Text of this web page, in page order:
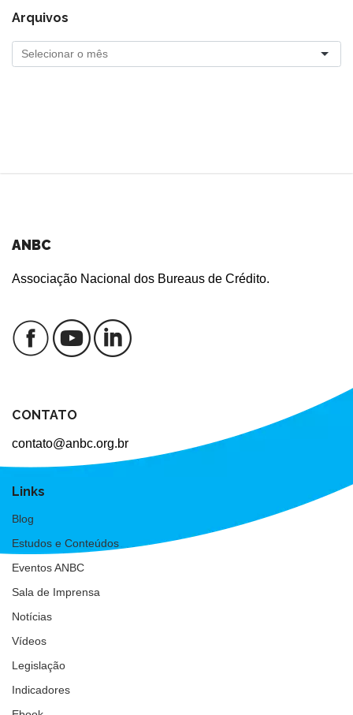
Arquivos
ANBC
Associação Nacional dos Bureaus de Crédito.
CONTATO
contato@anbc.org.br
Links
Blog
Estudos e Conteúdos
Eventos ANBC
Sala de Imprensa
Notícias
Vídeos
Legislação
Indicadores